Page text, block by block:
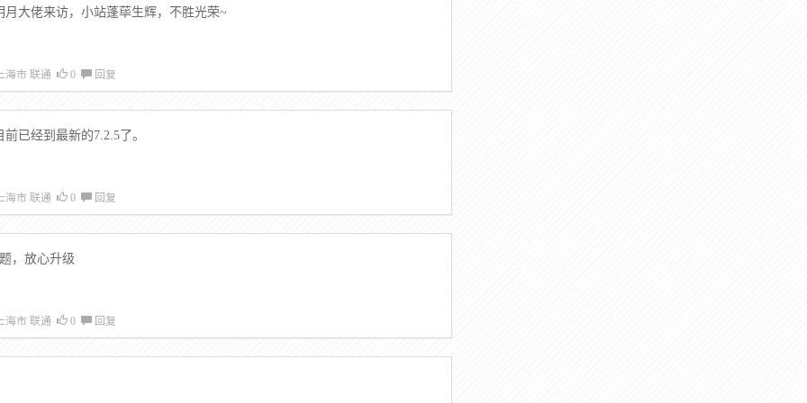
月大佬来访，小站蓬荜生辉，不胜光荣~
海市 联通 0 回复
已经到最新的7.2.5了。
海市 联通 0 回复
，放心升级
海市 联通 0 回复